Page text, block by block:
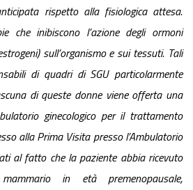
rispetto alla fisiologica attesa.
che inibiscono l’azione degli ormoni
sull’organismo e sui tessuti. Tali
di quadri di SGU particolarmente
di queste donne viene offerta una
ginecologico per il trattamento
alla Prima Visita presso l’Ambulatorio
al fatto che la paziente abbia ricevuto
in età premenopausale,